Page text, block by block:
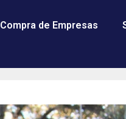
Compra de Empresas